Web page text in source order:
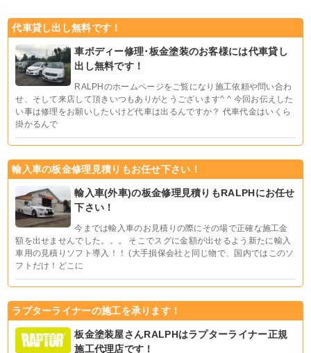
代車貸し出し無料です！
車ボディー修理･板金塗装のお客様には代車貸し
出し無料です！
RALPHのホームページをご覧になり施工依頼や問い合わ
せ、そして来店して頂きいつもありがとうございます^ ^ 今回お伝えした
い事は修理をお願いしたいけど代車は出るんですか？ 代車代金はいくら
掛かるんで
輸入車の板金修理見積りもお任せ下さい！
輸入車(外車)の板金修理見積りもRALPHにお任せ
下さい！
今までは輸入車のお見積りの際にその場で正確な施工金
額を出せませんでした。。。 そこでスグに金額が出せるよう新たに輸入
車用の見積りソフト導入！！ (大手損保会社と同じ物で、国内ではこのソ
フトだけ！どこに
ラプターライナーの施工を承ります！
板金塗装屋さんRALPHはラプターライナー正規
施工代理店です！